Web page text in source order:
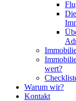
wert?
Warum wir?
Kontakt